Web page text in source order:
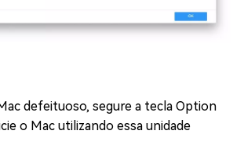
defeituoso, segure a tecla Option
o Mac utilizando essa unidade